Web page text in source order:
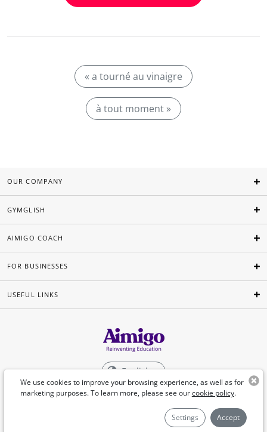
« a tourné au vinaigre
à tout moment »
We use cookies to improve your browsing experience, as well as for
marketing purposes. To learn more, please see ourcookie policy.
Settings Accept
OUR COMPANY
GYMGLISH
AIMIGO COACH
FOR BUSINESSES
USEFUL LINKS
English
©Aimigo 2026